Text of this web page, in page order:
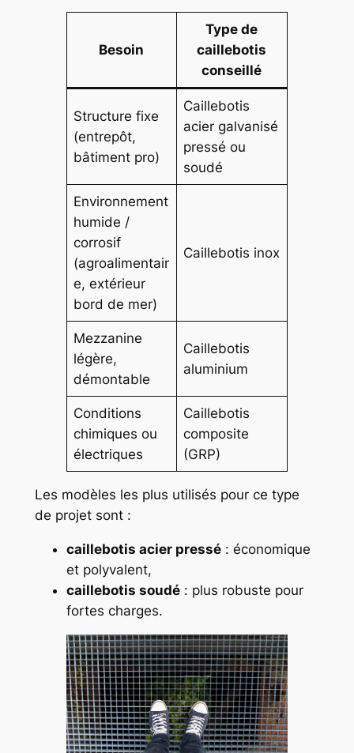
Besoin
Type de
caillebotis
conseillé
Structure fixe
(entrepôt,
bâtiment pro)
Caillebotis
acier galvanisé
pressé ou
soudé
Environnement
humide /
corrosif
(agroalimentair
e, extérieur
bord de mer)
Caillebotis inox
Mezzanine
légère,
démontable
Caillebotis
aluminium
Conditions
chimiques ou
électriques
Caillebotis
composite
(GRP)
Les modèles les plus utilisés pour ce type
de projet sont :
caillebotis acier pressé: économique
et polyvalent,
caillebotis soudé: plus robuste pour
fortes charges.